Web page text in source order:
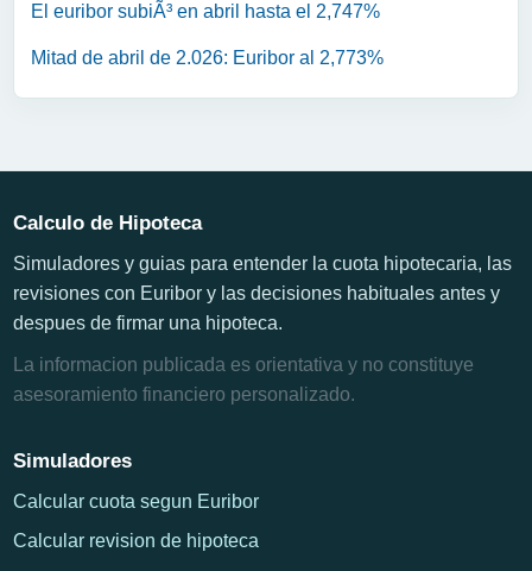
El euribor subiÃ³ en abril hasta el 2,747%
Mitad de abril de 2.026: Euribor al 2,773%
Calculo de Hipoteca
Simuladores y guias para entender la cuota hipotecaria, las
revisiones con Euribor y las decisiones habituales antes y
despues de firmar una hipoteca.
La informacion publicada es orientativa y no constituye
asesoramiento financiero personalizado.
Simuladores
Calcular cuota segun Euribor
Calcular revision de hipoteca